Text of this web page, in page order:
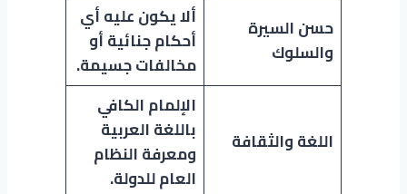
حسن السيرة
والسلوك
ألا يكون عليه أي
أحكام جنائية أو
مخالفات جسيمة.
اللغة والثقافة
الإلمام الكافي
باللغة العربية
ومعرفة النظام
العام للدولة.